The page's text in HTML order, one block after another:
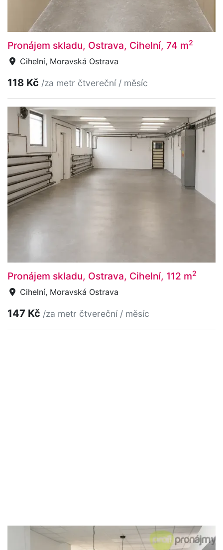
Pronájem skladu, Ostrava, Cihelní, 74 m2
Cihelní, Moravská Ostrava
118 Kč /za metr čtvereční / měsíc
Pronájem skladu, Ostrava, Cihelní, 112 m2
Cihelní, Moravská Ostrava
147 Kč /za metr čtvereční / měsíc